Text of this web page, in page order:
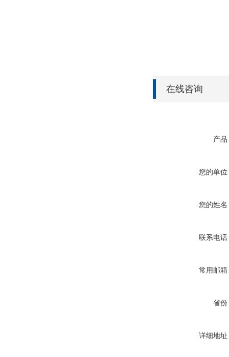
在线咨询
产品
您的单位
您的姓名
联系电话
常用邮箱
省份
详细地址